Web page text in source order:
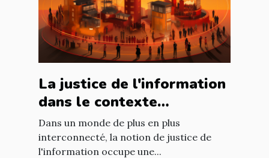
La justice de l'information
dans le contexte
international : enjeux et
défis
Dans un monde de plus en plus
interconnecté, la notion de justice de
l'information occupe une...